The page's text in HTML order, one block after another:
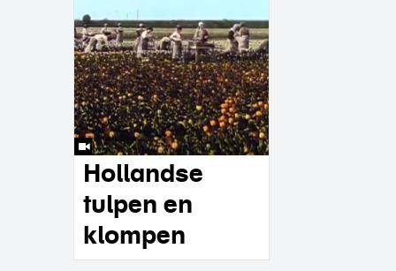
Hollandse
tulpen en
klompen